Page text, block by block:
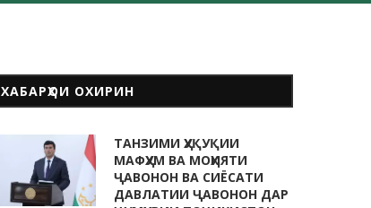
ХАБАРҲОИ ОХИРИН
ТАНЗИМИ ҲУҚУҚИИ
МАФҲУМ ВА МОҲИЯТИ
ҶАВОНОН ВА СИЁСАТИ
ДАВЛАТИИ ҶАВОНОН ДАР